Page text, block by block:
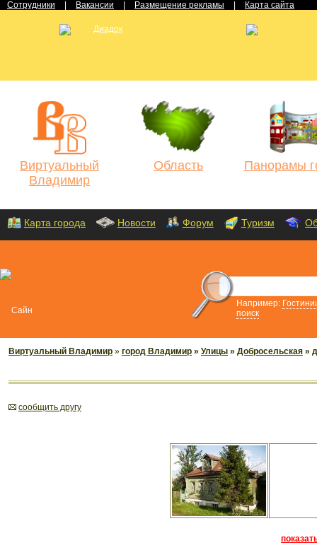
Сотрудники Вакансии Размещение рекламы Карта сайта
Виртуальный
Владимир
Область Панорамы
Карта города Новости Форум Туризм
Например:
поиск
Виртуальный Владимир » город Владимир » Улицы » Добросельская »
cообщить другу